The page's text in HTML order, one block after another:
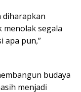
diharapkan
segala
apa pun,”
budaya
menjadi